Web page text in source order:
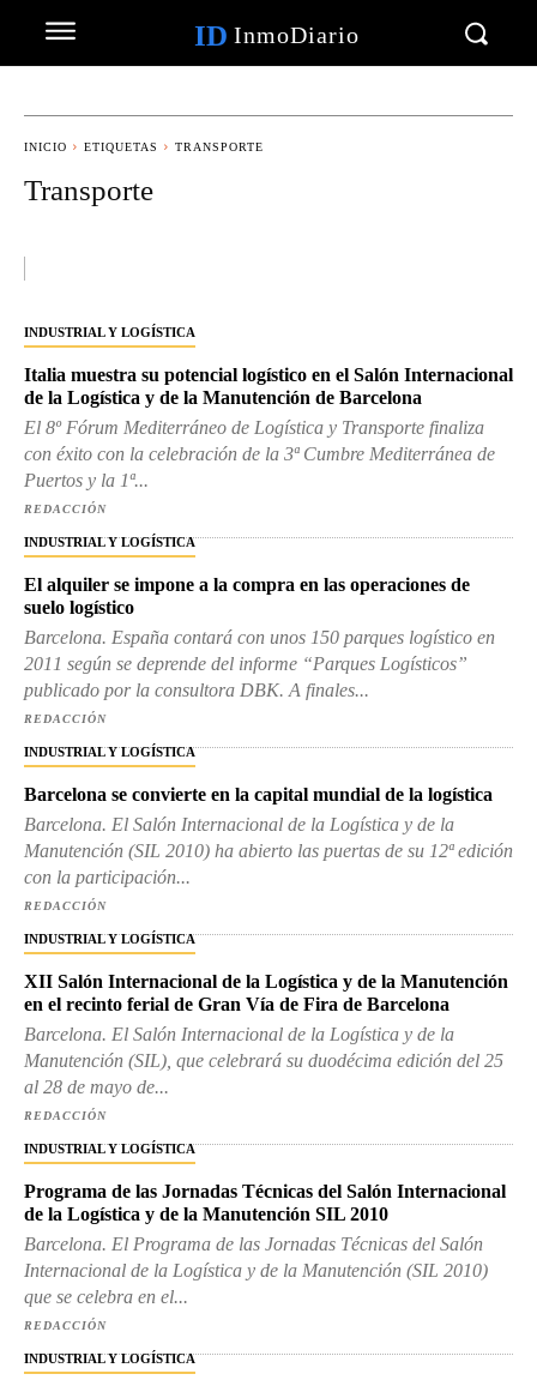
ID InmoDiario
INICIO ETIQUETAS TRANSPORTE
Transporte
INDUSTRIAL Y LOGÍSTICA
Italia muestra su potencial logístico en el Salón Internacional
de la Logística y de la Manutención de Barcelona
El 8º Fórum Mediterráneo de Logística y Transporte finaliza
con éxito con la celebración de la 3ª Cumbre Mediterránea de
Puertos y la 1ª...
REDACCIÓN
INDUSTRIAL Y LOGÍSTICA
El alquiler se impone a la compra en las operaciones de
suelo logístico
Barcelona. España contará con unos 150 parques logístico en
2011 según se deprende del informe “Parques Logísticos”
publicado por la consultora DBK. A finales...
REDACCIÓN
INDUSTRIAL Y LOGÍSTICA
Barcelona se convierte en la capital mundial de la logística
Barcelona. El Salón Internacional de la Logística y de la
Manutención (SIL 2010) ha abierto las puertas de su 12ª edición
con la participación...
REDACCIÓN
INDUSTRIAL Y LOGÍSTICA
XII Salón Internacional de la Logística y de la Manutención
en el recinto ferial de Gran Vía de Fira de Barcelona
Barcelona. El Salón Internacional de la Logística y de la
Manutención (SIL), que celebrará su duodécima edición del 25
al 28 de mayo de...
REDACCIÓN
INDUSTRIAL Y LOGÍSTICA
Programa de las Jornadas Técnicas del Salón Internacional
de la Logística y de la Manutención SIL 2010
Barcelona. El Programa de las Jornadas Técnicas del Salón
Internacional de la Logística y de la Manutención (SIL 2010)
que se celebra en el...
REDACCIÓN
INDUSTRIAL Y LOGÍSTICA